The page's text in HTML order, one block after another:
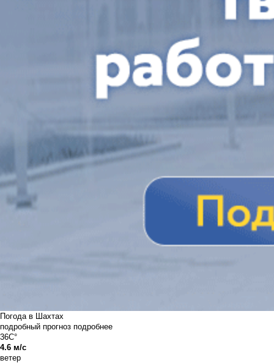
Погода в Шахтах
подробный прогноз подробнее
36C°
4.6 м/с
ветер